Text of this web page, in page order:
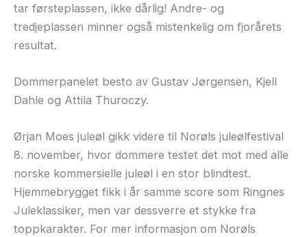
tar førsteplassen, ikke dårlig! Andre- og
tredjeplassen minner også mistenkelig om fjorårets
resultat.
Dommerpanelet besto av Gustav Jørgensen, Kjell
Dahle og Attila Thuroczy.
Ørjan Moes juleøl gikk videre til Norøls juleølfestival
8. november, hvor dommere testet det mot med alle
norske kommersielle juleøl i en stor blindtest.
Hjemmebrygget fikk i år samme score som Ringnes
Juleklassiker, men var dessverre et stykke fra
toppkarakter. For mer informasjon om Norøls